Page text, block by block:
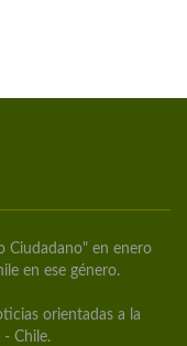
Ciudadano" en enero
en ese género.
orientadas a la
- Chile.